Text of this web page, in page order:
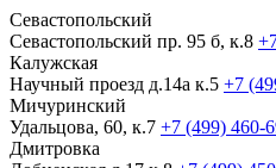
Севастопольский
Севастопольский пр. 95 б, к.8
Калужская
Научный проезд д.14а к.5 +7
Мичуринский
Удальцова, 60, к.7 +7 (499) 460-
Дмитровка